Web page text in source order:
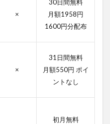
×
30日間無料
月額1958円
1600円分配布
×
31日間無料
月額550円 ポイ
ントなし
初月無料